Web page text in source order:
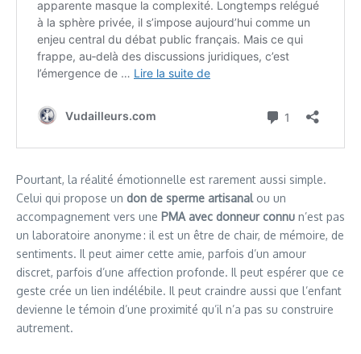
Pourtant, la réalité émotionnelle est rarement aussi simple.
Celui qui propose un don de sperme artisanalou un
accompagnement vers une PMA avec donneur connu n’est pas
un laboratoire anonyme : il est un être de chair, de mémoire, de
sentiments. Il peut aimer cette amie, parfois d’un amour
discret, parfois d’une affection profonde. Il peut espérer que ce
geste crée un lien indélébile. Il peut craindre aussi que l’enfant
devienne le témoin d’une proximité qu’il n’a pas su construire
autrement.